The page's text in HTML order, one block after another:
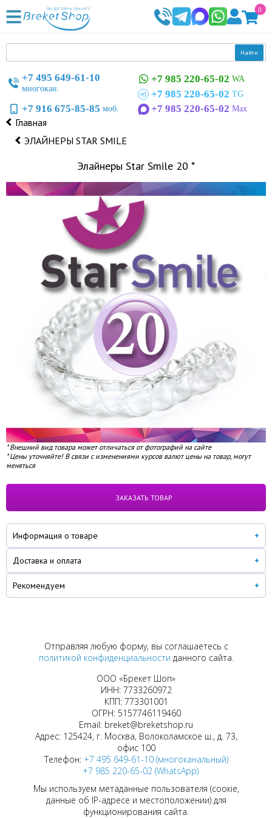
0
Найти
+7 495 649-61-10
многокан.
+7 916 675-85-85 моб.
+7 985 220-65-02 WA
+7 985 220-65-02 TG
+7 985 220-65-02 Max
Главная
ЭЛАЙНЕРЫ STAR SMILE
Элайнеры Star Smile 20 *
* Внешний вид товара может отличаться от фотографий на сайте
* Цены уточняйте! В связи с изменениями курсов валют цены на товар, могут
меняться
под заказ
ЗАКАЗАТЬ ТОВАР
Информация о товаре
Доставка и оплата
Рекомендуем
Отправляя любую форму, вы соглашаетесь с
политикой конфиденциальности данного сайта.
ООО «Брекет Шоп»
ИНН: 7733260972
КПП: 773301001
ОГРН: 5157746119460
Email: breket@breketshop.ru
Адрес: 125424, г. Москва, Волоколамское ш., д. 73,
офис 100
Телефон: +7 495 649-61-10 (многоканальный)
+7 985 220-65-02 (WhatsApp)
Мы используем метаданные пользователя (соокіе,
данные об IP-адресе и местоположении) для
функционирования сайта.